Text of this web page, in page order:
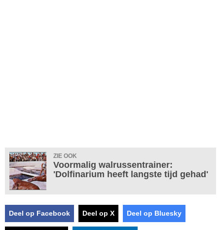
ZIE OOK
Voormalig walrussentrainer:
'Dolfinarium heeft langste tijd gehad'
Deel op Facebook Deel op X Deel op Bluesky